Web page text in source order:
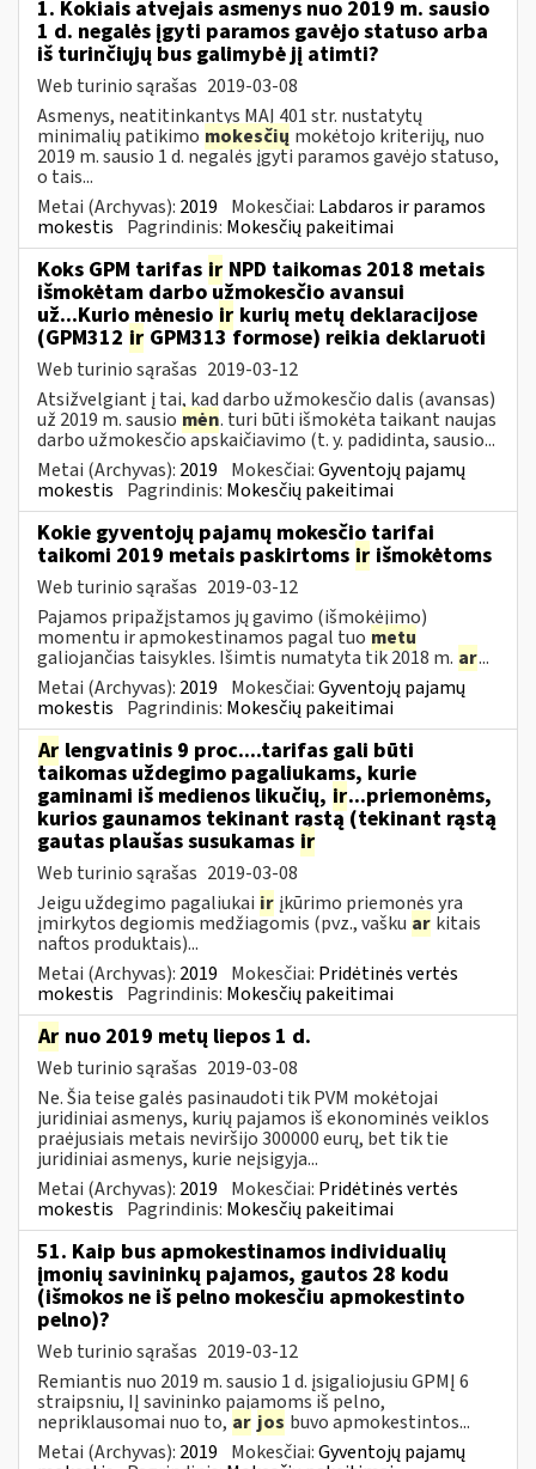
1. Kokiais atvejais asmenys nuo 2019 m. sausio
1 d. negalės įgyti paramos gavėjo statuso arba
iš turinčiųjų bus galimybė jį atimti?
Web turinio sąrašas 2019-03-08
Asmenys, neatitinkantys MAĮ 401 str. nustatytų
minimalių patikimo mokesčių mokėtojo kriterijų, nuo
2019 m. sausio 1 d. negalės įgyti paramos gavėjo statuso,
o tais...
Metai (Archyvas): 2019 Mokesčiai: Labdaros ir paramos
mokestis Pagrindinis: Mokesčių pakeitimai
Koks GPM tarifas ir NPD taikomas 2018 metais
išmokėtam darbo užmokesčio avansui
už...Kurio mėnesio ir kurių metų deklaracijose
(GPM312 ir GPM313 formose) reikia deklaruoti
Web turinio sąrašas 2019-03-12
Atsižvelgiant į tai, kad darbo užmokesčio dalis (avansas)
už 2019 m. sausio mėn. turi būti išmokėta taikant naujas
darbo užmokesčio apskaičiavimo (t. y. padidinta, sausio...
Metai (Archyvas): 2019 Mokesčiai:Gyventojų pajamų
mokestis Pagrindinis: Mokesčių pakeitimai
Kokie gyventojų pajamų mokesčio tarifai
taikomi 2019 metais paskirtoms ir išmokėtoms
Web turinio sąrašas 2019-03-12
Pajamos pripažįstamos jų gavimo (išmokėjimo)
momentu ir apmokestinamos pagal tuo metu
galiojančias taisykles. Išimtis numatyta tik 2018 m. ar...
Metai (Archyvas): 2019 Mokesčiai:Gyventojų pajamų
mokestis Pagrindinis: Mokesčių pakeitimai
Ar lengvatinis 9 proc....tarifas gali būti
taikomas uždegimo pagaliukams, kurie
gaminami iš medienos likučių, ir...priemonėms,
kurios gaunamos tekinant rąstą (tekinant rąstą
gautas plaušas susukamas ir
Web turinio sąrašas 2019-03-08
Jeigu uždegimo pagaliukai ir įkūrimo priemonės yra
įmirkytos degiomis medžiagomis (pvz., vašku ar kitais
naftos produktais)...
Metai (Archyvas): 2019 Mokesčiai: Pridėtinės vertės
mokestis Pagrindinis: Mokesčių pakeitimai
Ar nuo 2019 metų liepos 1 d.
Web turinio sąrašas 2019-03-08
Ne. Šia teise galės pasinaudoti tik PVM mokėtojai
juridiniai asmenys, kurių pajamos iš ekonominės veiklos
praėjusiais metais neviršijo 300000 eurų, bet tik tie
juridiniai asmenys, kurie neįsigyja...
Metai (Archyvas): 2019 Mokesčiai: Pridėtinės vertės
mokestis Pagrindinis: Mokesčių pakeitimai
51. Kaip bus apmokestinamos individualių
įmonių savininkų pajamos, gautos 28 kodu
(išmokos ne iš pelno mokesčiu apmokestinto
pelno)?
Web turinio sąrašas 2019-03-12
Remiantis nuo 2019 m. sausio 1 d. įsigaliojusiu GPMĮ 6
straipsniu, IĮ savininko pajamoms iš pelno,
nepriklausomai nuo to, ar jos buvo apmokestintos...
Metai (Archyvas): 2019 Mokesčiai:Gyventojų pajamų